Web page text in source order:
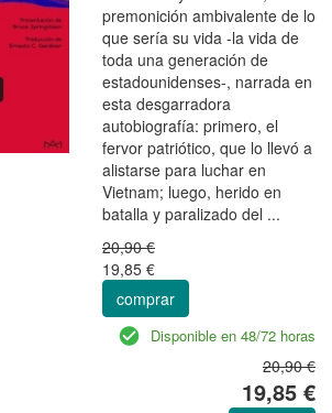
premonición ambivalente de lo
que sería su vida -la vida de
toda una generación de
estadounidenses-, narrada en
esta desgarradora
autobiografía: primero, el
fervor patriótico, que lo llevó a
alistarse para luchar en
Vietnam; luego, herido en
batalla y paralizado del ...
20,90 €
19,85 €
comprar
Disponible en 48/72 horas
20,90 €
19,85 €